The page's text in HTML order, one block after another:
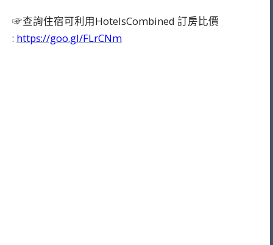
☞查詢住宿可利用HotelsCombined 訂房比價
: https://goo.gl/FLrCNm